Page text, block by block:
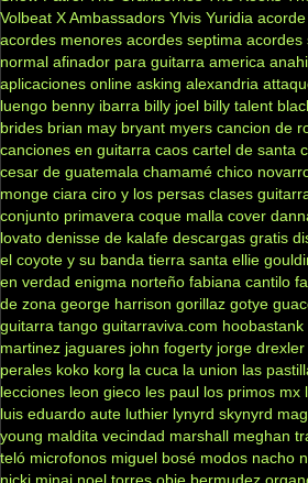
Volbeat X Ambassadors Ylvis Yuridia
acordes menores acordes septima acordes
normal afinador para guitarra america anahi
aplicaciones online asking alexandria
luengo benny ibarra billy joel billy talent
brides brian may bryant myers cancion de
canciones en guitarra caos cartel de santa
cesar de guatemala chamamé chico
monge ciara ciro y los persas clases
conjunto primavera coque malla cover
lovato denisse de kalafe descargas gratis
el coyote y su banda tierra santa ellie
en verdad enigma norteño fabiana cantilo
de zona george harrison gorillaz gotye
guitarra tango guitarraviva.com hoobastank
martinez jaguares john fogerty jorge drexler
perales koko korg la cuca la union las
lecciones leon gieco les paul los primos mx
luis eduardo aute luthier lynyrd skynyrd
young maldita vecindad marshall meghan
teló microfonos miguel bosé modos nacho